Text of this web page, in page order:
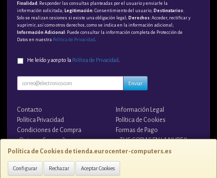
Política de Cookies de tienda.eurocenter-computers.es
Configurar Rechazar Aceptar Cookies
Finalidad : Responder las consultas planteadas por el usuario y enviarle la
información solicitada; Legitimación: Consentimiento del usuario; Destinatarios:
Solo se realizan cesiones si existe una obligación legal; Derechos: Acceder, rectificar y
suprimir, así como otros derechos, como se indica en la información adicional;
Información Adicional : Puede consultar la información completa de Protección de
Datos en nuestra Política de Privacidad
He leído y acepto la Política de Privacidad.
Enviar
Contacto
Información Legal
Política Privacidad
Política de Cookies
Condiciones de Compra
Formas de Pago
¿Quienes Somos?
¡¡ TUS COPIAS EN LA NUBE !!
Contacto
tienda@eurocenter-computers.es